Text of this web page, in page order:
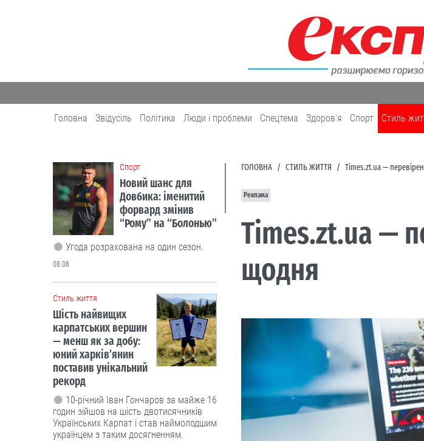
Головна Звідусіль Політика Люди і проблеми Спецтема Здоров'я Cпорт Cтиль
ГОЛОВНА CТИЛЬ ЖИТТЯ Times.zt.ua —
Реклама
Times.zt.ua —
щодня
Cпорт
Новий шанс для
Довбика: іменитий
форвард змінив
“Рому” на “Болонью”
Угода розрахована на один сезон.
08.08
Cтиль життя
Шість найвищих
карпатських вершин
— менш як за добу:
юний харків’янин
поставив унікальний
рекорд
10-річний Іван Гончаров за майже 16
годин зійшов на шість двотисячників
Українських Карпат і став наймолодшим
українцем з таким досягненням.